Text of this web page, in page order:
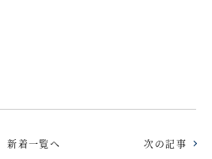
新着一覧へ 次の記事